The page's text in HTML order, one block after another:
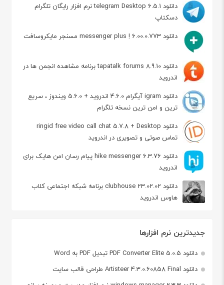
دانلود telegram Desktop 6.5.1 نرم افزار رایگان تلگرام
دسکتاپ
دانلود messenger plus ! 6.00.0.773 مسنجر مایکروسافت
دانلود tapatalk forums 8.9.10 برنامه مشاهده انجمن ها در
اندروید
دانلود igram آیگرام 4.6.0 اندروید + 5.6.0 ویندوز ، سریع
ترین و امن ترین نسخه تلگرام
دانلود ringid free video call chat 5.7.8 + Desktop
تماس صوتی و تصویری در اندروید
دانلود hike messenger 6.3.76 پیام‌ رسان‌ امن هایک برای
اندروید
دانلود clubhouse 23.02.02 برنامه شبکه اجتماعی کلاب
هاوس اندروید
جدیدترین نرم افزارها
دانلود PDF Converter Elite 5.0.5 تبدیل PDF به Word
دانلود Artisteer 4.3.0.60858 Final طراحی قالب سایت